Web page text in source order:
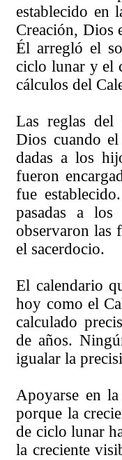
establecido en
Creación, Dios
Él arregló el
ciclo lunar y el
cálculos del
Las reglas del
Dios cuando
dadas a los
fueron
fue
pasadas a
observaron las
el sacerdocio.
El calendario
hoy como el
calculado
de años.
igualar la
Apoyarse en
porque la
de ciclo lunar
la creciente